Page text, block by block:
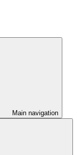
Main navigation